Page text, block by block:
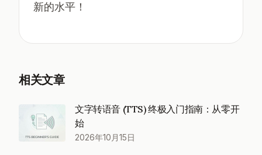
新的水平！
相关文章
文字转语音 (TTS) 终极入门指南：从零开
始
2026年10月15日